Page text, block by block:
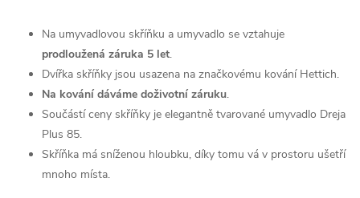
Na umyvadlovou skříňku a umyvadlo se vztahuje
prodloužená záruka 5 let.
Dvířka skříňky jsou usazena na značkovému kování Hettich.
Na kování dáváme doživotní záruku.
Součástí ceny skříňky je elegantně tvarované umyvadlo Dreja
Plus 85.
Skříňka má sníženou hloubku, díky tomu vá v prostoru ušetří
mnoho místa.